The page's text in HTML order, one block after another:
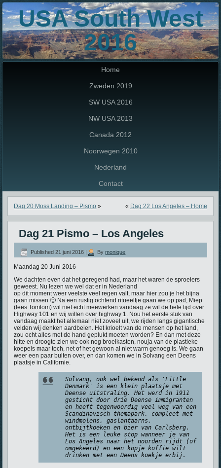
USA South West
2016
Home
Zweden 2019
SW USA 2016
NW USA 2013
Canada 2012
Noorwegen 2010
Nederland
Contact
Dag 20 Moss Landing – Pismo » « Dag 22 Los Angeles – Home
Dag 21 Pismo – Los Angeles
Published 21 juni 2016 By monique
Maandag 20 Juni 2016
We dachten even dat het geregend had, maar het waren de sproeiers
geweest. Nu lezen we wel dat er in Nederland
op dit moment weer veelste veel regen valt, maar hier zou je het bijna
gaan missen 🙂 Na een rustig ochtend ritueeltje gaan we op pad, Miep
(lees Tomtom) wil niet echt meewerken vandaag ze wil de hele tijd over
Highway 101 en wij willen over highway 1. Nou het eerste stuk van
vandaag maakt het allemaal niet zoveel uit, we rijden langs gigantische
velden wij denken aardbeien. Het krioelt van de mensen op het land,
zou echt alles met de hand geplukt moeten worden? En dan met deze
hitte en droogte zien we ook nog broeikasten, nouja van de plastieke
koepels maar toch, net of het gewoon al niet warm genoeg is. We gaan
weer een paar bulten over, en dan komen we in Solvang een Deens
plaatsje in Californie.
Solvang, ook wel bekend als 'Little
Denmark' is een klein plaatsje met
Deense uitstraling. Het werd in 1911
gesticht door drie Deense immigranten
en heeft tegenwoordig veel weg van een
Scandinavisch themapark, compleet met
windmolens, gaslantaarns,
ontbijtkoeken en bier van Carlsberg.
Het is een leuke stop wanneer je van
Los Angeles naar het noorden rijdt (of
omgekeerd) en een kopje koffie wilt
drinken met een Deens koekje erbij.